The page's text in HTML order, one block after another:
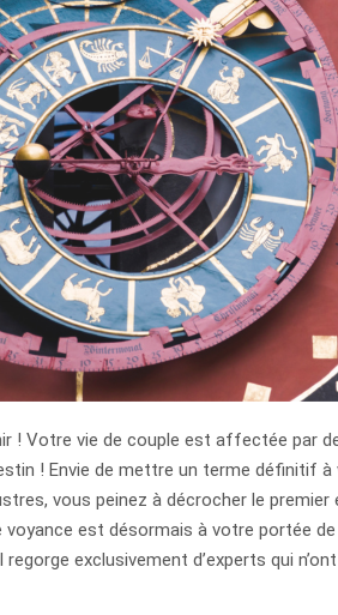
! Votre vie de couple est affectée par
! Envie de mettre un terme définitif à
vous peinez à décrocher le premier
est désormais à votre portée de
exclusivement d’experts qui